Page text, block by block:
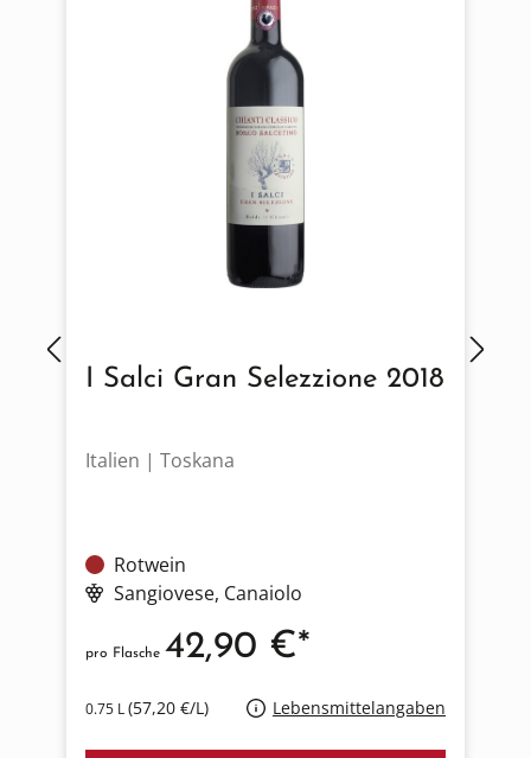
I Salci Gran Selezzione 2018
Italien | Toskana
Rotwein
Sangiovese, Canaiolo
0.75 L(57,20 €/L) Lebensmittelangaben
pro Flasche 42,90 €*